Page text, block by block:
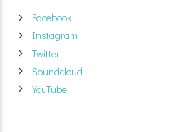
Facebook
Instagram
Twitter
Soundcloud
YouTube